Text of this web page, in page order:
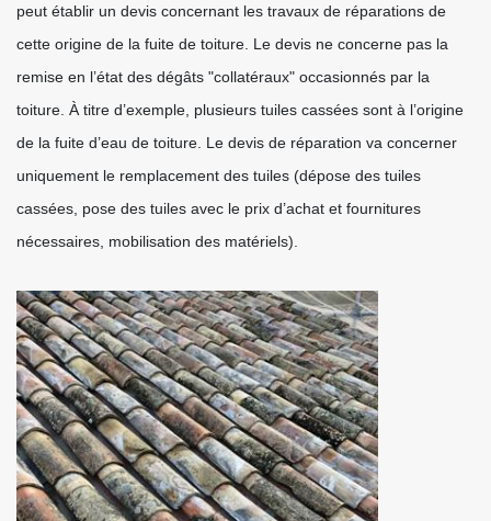
peut établir un devis concernant les travaux de réparations de
cette origine de la fuite de toiture. Le devis ne concerne pas la
remise en l’état des dégâts "collatéraux" occasionnés par la
toiture. À titre d’exemple, plusieurs tuiles cassées sont à l’origine
de la fuite d’eau de toiture. Le devis de réparation va concerner
uniquement le remplacement des tuiles (dépose des tuiles
cassées, pose des tuiles avec le prix d’achat et fournitures
nécessaires, mobilisation des matériels).